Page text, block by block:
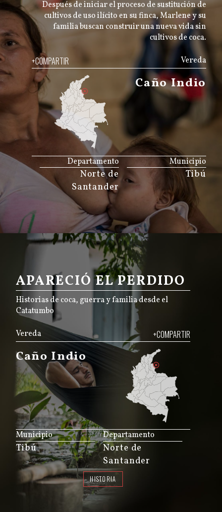
Después de iniciar el proceso de sustitución de
cultivos de uso ilícito en su finca, Marlene y su
familia buscan construir una nueva vida sin
cultivos de coca.
Vereda
+COMPARTIR
Caño Indio
Municipio
Tibú
Departamento
Norte de
Santander
APARECIÓ EL PERDIDO
Historias de coca, guerra y familia desde el
Catatumbo
Vereda +COMPARTIR
Caño Indio
Municipio
Tibú
Departamento
Norte de
Santander
HISTORIA